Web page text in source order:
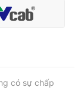
có sự chấp